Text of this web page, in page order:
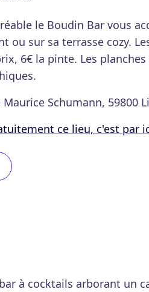
le Boudin Bar vous
ou sur sa terrasse cozy.
6€ la pinte. Les
Maurice Schumann, 59800
ce lieu, c'est par
à cocktails arborant un